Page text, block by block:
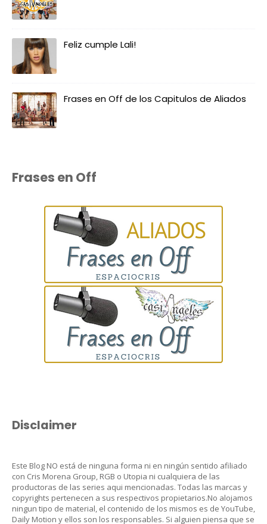
Feliz cumple Lali!
Frases en Off de los Capitulos de Aliados
Frases en Off
Disclaimer
Este Blog NO está de ninguna forma ni en ningún sentido afiliado
con Cris Morena Group, RGB o Utopia ni cualquiera de las
productoras de las series aqui mencionadas. Todas las marcas y
copyrights pertenecen a sus respectivos propietarios.No alojamos
ningun tipo de material, el contenido de los mismos es de YouTube,
Daily Motion y ellos son los responsables. Si alguien piensa que se